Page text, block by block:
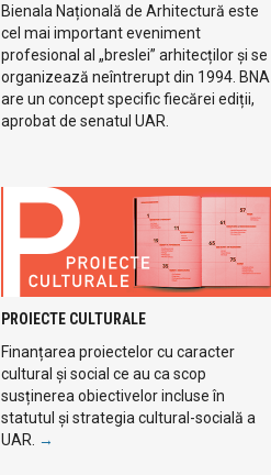
Bienala Națională de Arhitectură este
cel mai important eveniment
profesional al „breslei” arhitecților și se
organizează neîntrerupt din 1994. BNA
are un concept specific fiecărei ediții,
aprobat de senatul UAR.
PROIECTE CULTURALE
Finanțarea proiectelor cu caracter
cultural și social ce au ca scop
susținerea obiectivelor incluse în
statutul și strategia cultural-socială a
UAR. →